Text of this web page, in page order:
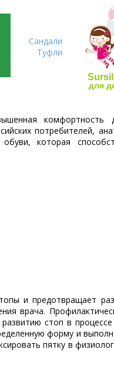
Сандали
Туфли
для
комфортность
потребителей,
которая
и предотвращает
врача.
стоп в
форму и
пятку в